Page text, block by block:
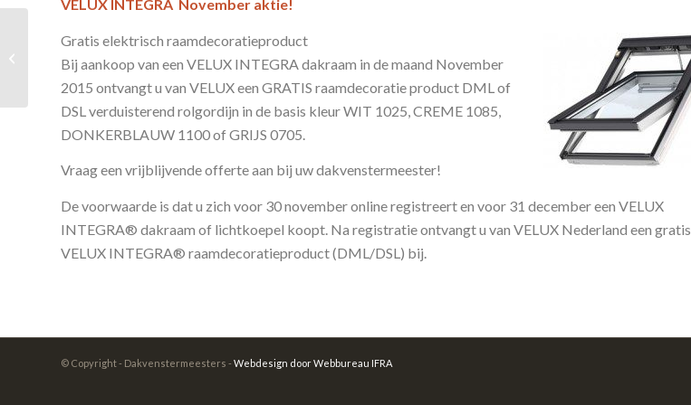
VELUX INTEGRA November aktie!
Gratis elektrisch raamdecoratieproduct
Bij aankoop van een VELUX INTEGRA dakraam in de maand November
2015 ontvangt u van VELUX een GRATIS raamdecoratie product DML of
DSL verduisterend rolgordijn in de basis kleur WIT 1025, CREME 1085,
DONKERBLAUW 1100 of GRIJS 0705.
Vraag een vrijblijvende offerte aan bij uw dakvenstermeester!
De voorwaarde is dat u zich voor 30 november online registreert en voor 31 december een VELUX
INTEGRA® dakraam of lichtkoepel koopt. Na registratie ontvangt u van VELUX Nederland een gratis
VELUX INTEGRA® raamdecoratieproduct (DML/DSL) bij.
© Copyright - Dakvenstermeesters - Webdesign door Webbureau IFRA
VELUX INTEGRA
dakramen bij uw
Dakvenstermeester